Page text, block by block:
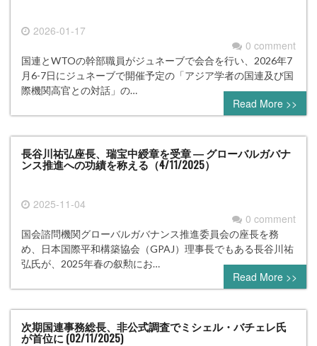
2026-01-17
0 comment
国連とWTOの幹部職員がジュネーブで会合を行い、2026年7
月6-7日にジュネーブで開催予定の「アジア学者の国連及び国
際機関高官との対話」の…
Read More >>
長谷川祐弘座長、瑞宝中綬章を受章 ― グローバルガバナ
ンス推進への功績を称える（4/11/2025）
2025-11-04
0 comment
国会諮問機関グローバルガバナンス推進委員会の座長を務
め、日本国際平和構築協会（GPAJ）理事長でもある長谷川祐
弘氏が、2025年春の叙勲にお…
Read More >>
次期国連事務総長、非公式調査でミシェル・バチェレ氏
が首位に (02/11/2025)